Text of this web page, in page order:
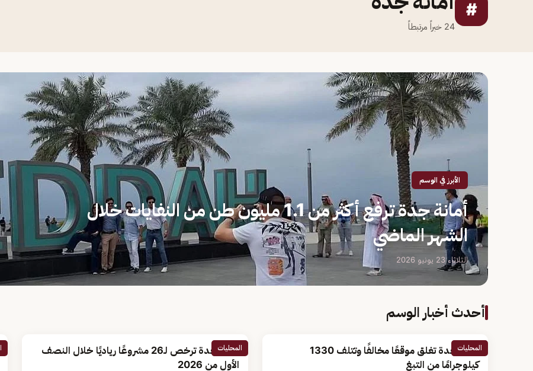
#
24 خبراً مرتبطاً
الأبرز في الوسم
أمانة جدة ترفع أكثر من 1.1 مليون طن من النفايات خلال
الشهر الماضي
الثلاثاء 23 يونيو 2026
أحدث أخبار الوسم
المحليات
أمانة جدة تغلق موقعًا مخالفًا وتتلف 1330
كيلوجرامًا من التبغ
المحليات
أمانة جدة ترخص لـ26 مشروعًا رياديًا خلال النصف
الأول من 2026